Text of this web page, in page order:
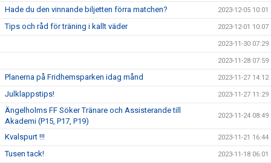
Hade du den vinnande biljetten förra matchen? 2023-12-05 10:01
Tips och råd för träning i kallt väder 2023-12-01 10:07
2023-11-30 07:29
2023-11-28 07:59
Planerna på Fridhemsparken idag månd 2023-11-27 14:12
Julklappstips! 2023-11-27 11:29
Ängelholms FF Söker Tränare och Assisterande till
Akademi (P15, P17, P19)
2023-11-24 08:49
Kvalspurt !!! 2023-11-21 16:44
Tusen tack! 2023-11-18 06:01